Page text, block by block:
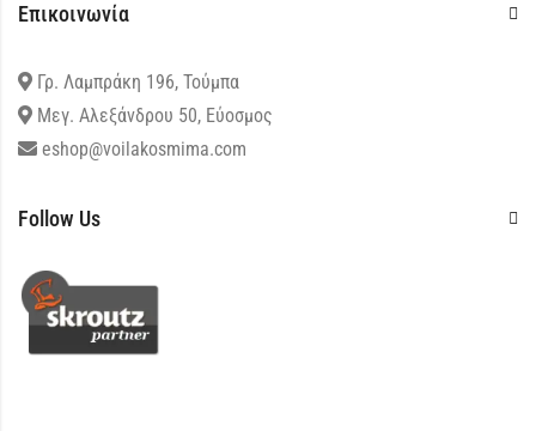
Επικοινωνία
Γρ. Λαμπράκη 196, Τούμπα
Μεγ. Αλεξάνδρου 50, Εύοσμος
eshop@voilakosmima.com
Follow Us